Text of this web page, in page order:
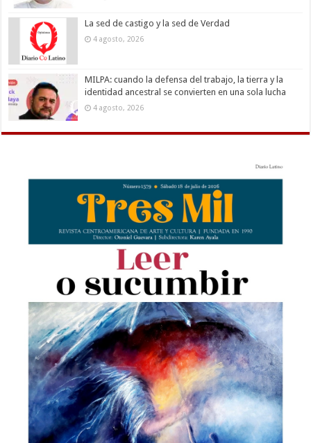
La sed de castigo y la sed de Verdad
4 agosto, 2026
MILPA: cuando la defensa del trabajo, la tierra y la
identidad ancestral se convierten en una sola lucha
4 agosto, 2026